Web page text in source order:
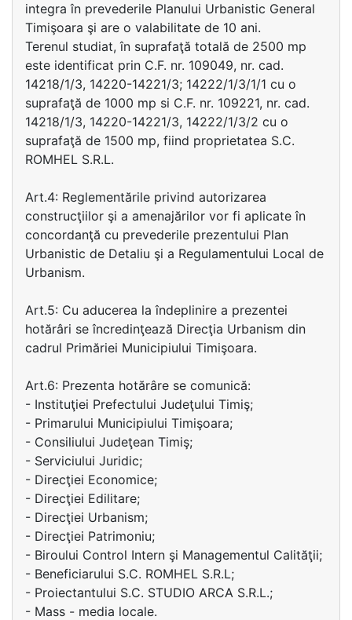
integra în prevederile Planului Urbanistic General
Timişoara şi are o valabilitate de 10 ani.
Terenul studiat, în suprafaţă totală de 2500 mp
este identificat prin C.F. nr. 109049, nr. cad.
14218/1/3, 14220-14221/3; 14222/1/3/1/1 cu o
suprafaţă de 1000 mp si C.F. nr. 109221, nr. cad.
14218/1/3, 14220-14221/3, 14222/1/3/2 cu o
suprafaţă de 1500 mp, fiind proprietatea S.C.
ROMHEL S.R.L.
Art.4: Reglementările privind autorizarea
construcţiilor şi a amenajărilor vor fi aplicate în
concordanţă cu prevederile prezentului Plan
Urbanistic de Detaliu şi a Regulamentului Local de
Urbanism.
Art.5: Cu aducerea la îndeplinire a prezentei
hotărâri se încredinţează Direcţia Urbanism din
cadrul Primăriei Municipiului Timişoara.
Art.6: Prezenta hotărâre se comunică:
- Instituţiei Prefectului Judeţului Timiş;
- Primarului Municipiului Timişoara;
- Consiliului Judeţean Timiş;
- Serviciului Juridic;
- Direcţiei Economice;
- Direcţiei Edilitare;
- Direcţiei Urbanism;
- Direcţiei Patrimoniu;
- Biroului Control Intern şi Managementul Calităţii;
- Beneficiarului S.C. ROMHEL S.R.L;
- Proiectantului S.C. STUDIO ARCA S.R.L.;
- Mass - media locale.